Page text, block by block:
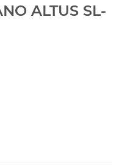
ALTUS SL-